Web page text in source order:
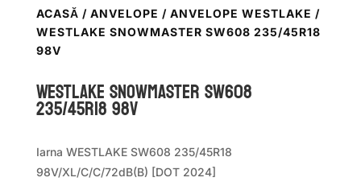
ACASĂ / ANVELOPE / ANVELOPE WESTLAKE /
WESTLAKE SNOWMASTER SW608 235/45R18
98V
WestLake SNOWMASTER SW608
235/45R18 98V
Iarna WESTLAKE SW608 235/45R18
98V/XL/C/C/72dB(B) [DOT 2024]